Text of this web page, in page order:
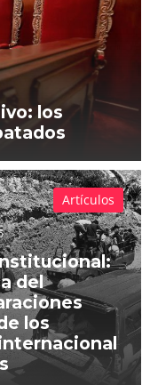
los
del
los
Artículos